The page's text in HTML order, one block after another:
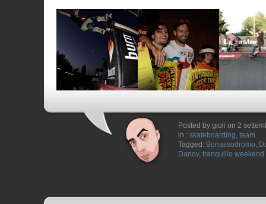
Posted by giuli on 2
in : skateboarding team
Tagged: Bonassodromo
Danov, tranquillo weekend